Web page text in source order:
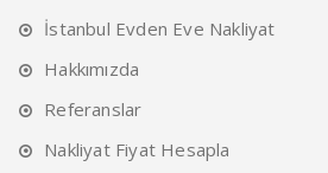
İstanbul Evden Eve Nakliyat
Hakkımızda
Referanslar
Nakliyat Fiyat Hesapla